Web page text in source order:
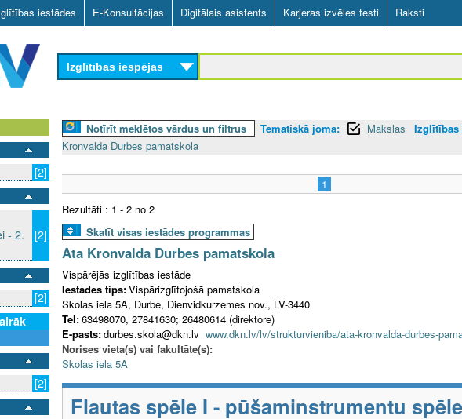
Skip
to
main
content
iestādes E-Konsultācijas Digitālais asistents Karjeras izvēles testi Raksti
Izglītības iespējas
[2]
- 2.
[2]
[2]
[2]
Notīrīt meklētos vārdus un filtrus Tematiskā joma: Mākslas Izglītības
Kronvalda Durbes pamatskola
1
Rezultāti : 1 - 2 no 2
Skatīt visas iestādes programmas
Ata Kronvalda Durbes pamatskola
Vispārējās izglītības iestāde
Iestādes tips:Vispārizglītojošā pamatskola
Skolas iela 5A, Durbe, Dienvidkurzemes nov., LV-3440
Tel:63498070, 27841630; 26480614 (direktore)
E-pasts:durbes.skola@dkn.lv www.dkn.lv/lv/strukturvieniba/ata-kronvalda-durbes-
Norises vieta(s) vai fakultāte(s):
Skolas iela 5A
Flautas spēle I - pūšaminstrumentu spēle